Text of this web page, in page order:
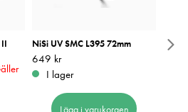
NiSi UV SMC L395 72mm
Pris: 649 kr
649 kr
I lager
Lägg i varukorgen